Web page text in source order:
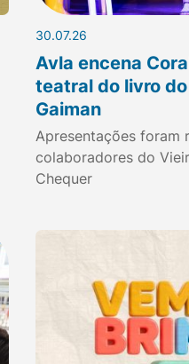
30.07.26
Avla encena
teatral do livro
Gaiman
Apresentações foram
colaboradores do
Chequer